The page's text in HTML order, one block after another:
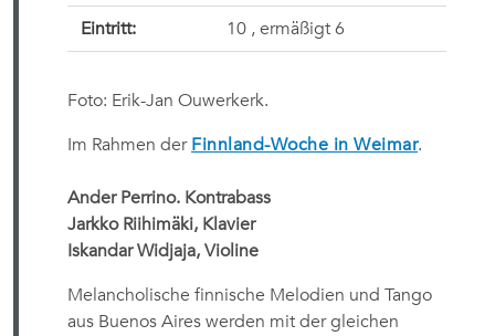
Eintritt: 10 , ermäßigt 6 
Foto: Erik-Jan Ouwerkerk.
Im Rahmen der Finnland-Woche in Weimar.
Ander Perrino. Kontrabass
Jarkko Riihimäki, Klavier
Iskandar Widjaja, Violine
Melancholische finnische Melodien und Tango
aus Buenos Aires werden mit der gleichen